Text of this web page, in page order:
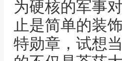
为硬核的军事
止是简单的装
特勋章，试想